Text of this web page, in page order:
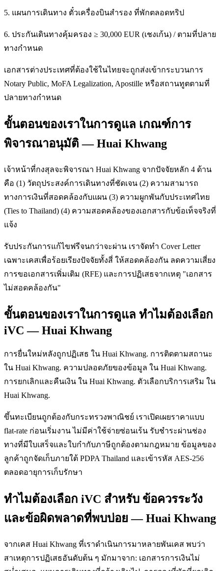
5. แผนการเดินทาง ตั๋วเครื่องบินสำรอง ที่พักตลอดทริป
6. ประกันเดินทางคุ้มครอง ≥ 30,000 EUR (เชงเก้น) / ตามที่ปลาย
ทางกำหนด
เอกสารต่างประเทศที่ต้องใช้ในไทยจะถูกส่งเข้ากระบวนการ
Notary Public, MoFA Legalization, Apostille หรือสถานทูตตามที่
ปลายทางกำหนด
ขั้นตอนของเราในการดูแล เกณฑ์การ
พิจารณาอนุมัติ — Huai Khwang
เจ้าหน้าที่กงสุลจะพิจารณา Huai Khwang จากปัจจัยหลัก 4 ด้าน
คือ (1) วัตถุประสงค์การเดินทางที่ชัดเจน (2) ความสามารถ
ทางการเงินที่สอดคล้องกับแผน (3) ความผูกพันกับประเทศไทย
(Ties to Thailand) (4) ความสอดคล้องของเอกสารกับข้อเท็จจริงที่
แจ้ง
รับประกันการแก้ไขฟรีจนกว่าจะผ่าน เราจัดทำ Cover Letter
เฉพาะเคสเพื่อร้อยเรียงปัจจัยทั้งสี่ ให้สอดคล้องกัน ลดความเสี่ยง
การขอเอกสารเพิ่มเติม (RFE) และการปฏิเสธจากเหตุ "เอกสาร
ไม่สอดคล้องกัน"
ขั้นตอนของเราในการดูแล ทำไมต้องเลือก
iVC — Huai Khwang
การยื่นใหม่หลังถูกปฏิเสธ ใน Huai Khwang. การติดตามสถานะ
ใน Huai Khwang. ความปลอดภัยของข้อมูล ใน Huai Khwang.
การยกเลิกและคืนเงิน ใน Huai Khwang. ตัวเลือกบริการเสริม ใน
Huai Khwang.
ขึ้นทะเบียนถูกต้องกับกระทรวงพาณิชย์ เราเปิดเผยราคาแบบ
flat-rate ก่อนเริ่มงาน ไม่มีค่าใช้จ่ายซ่อนเร้น รับชำระผ่านช่อง
ทางที่มีใบเสร็จและใบกำกับภาษีถูกต้องตามกฎหมาย ข้อมูลของ
ลูกค้าถูกจัดเก็บภายใต้ PDPA Thailand และเข้ารหัส AES-256
ตลอดอายุการเก็บรักษา
ทำไมต้องเลือก iVC สำหรับ ข้อควรระวัง
และข้อผิดพลาดที่พบบ่อย — Huai Khwang
จากเคส Huai Khwang ที่เราดำเนินการมาหลายพันเคส พบว่า
สาเหตุการปฏิเสธอันดับต้น ๆ มักมาจาก: เอกสารการเงินไม่